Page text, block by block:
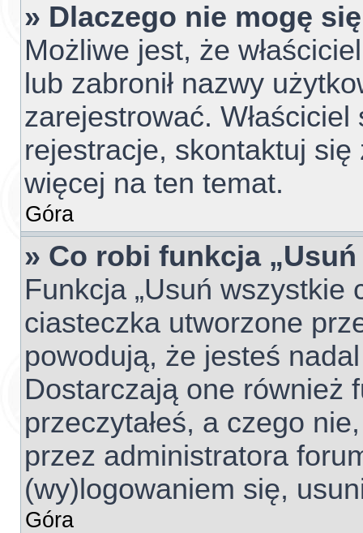
» Dlaczego nie mogę
Możliwe jest, że
lub zabronił nazwy
zarejestrować.
rejestracje, skontaktuj
więcej na ten temat.
Góra
» Co robi funkcja
Funkcja „Usuń wszystkie
ciasteczka utworzone
powodują, że jesteś
Dostarczają one również
przeczytałeś, a czego
przez administratora
(wy)logowaniem się,
Góra